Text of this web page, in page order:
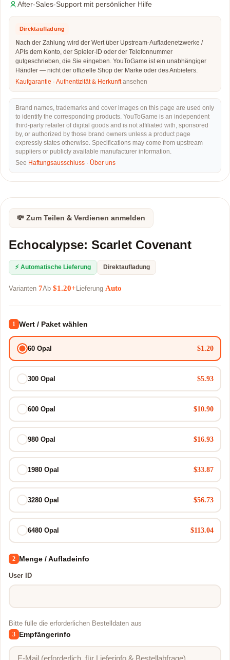
After-Sales-Support mit persönlicher Hilfe
Direktaufladung
Nach der Zahlung wird der Wert über Upstream-Aufladenetzwerke /
APIs dem Konto, der Spieler-ID oder der Telefonnummer
gutgeschrieben, die Sie eingeben. YouToGame ist ein unabhängiger
Händler — nicht der offizielle Shop der Marke oder des Anbieters.
Kaufgarantie · Authentizität & Herkunftansehen
Brand names, trademarks and cover images on this page are used only
to identify the corresponding products. YouToGame is an independent
third-party retailer of digital goods and is not affiliated with, sponsored
by, or authorized by those brand owners unless a product page
expressly states otherwise. Specifications may come from upstream
suppliers or publicly available manufacturer information.
See Haftungsausschluss · Über uns
💸 Zum Teilen & Verdienen anmelden
Echocalypse: Scarlet Covenant
⚡ Automatische Lieferung Direktaufladung
Varianten 7Ab $1.20+ Lieferung Auto
1 Wert / Paket wählen
60 Opal $1.20
300 Opal $5.93
600 Opal $10.90
980 Opal $16.93
1980 Opal $33.87
3280 Opal $56.73
6480 Opal $113.04
2 Menge / Aufladeinfo
User ID
Bitte fülle die erforderlichen Bestelldaten aus
3 Empfängerinfo